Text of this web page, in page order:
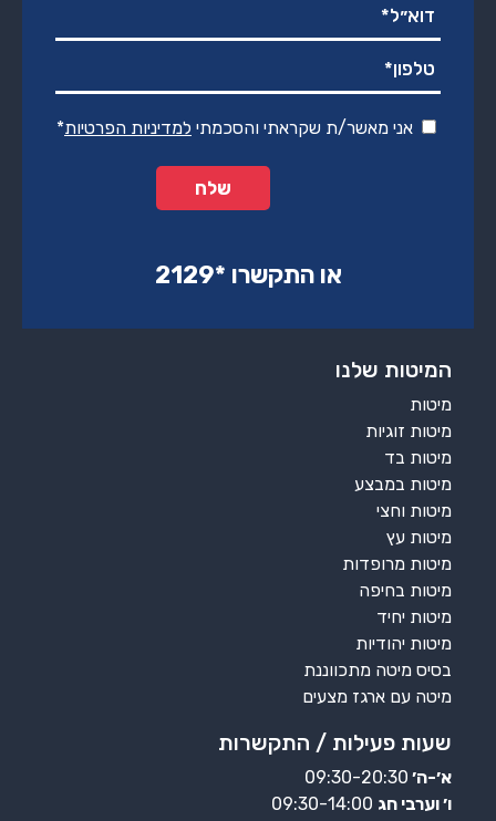
אני מאשר/ת שקראתי והסכמתי למדיניות הפרטיות*
או התקשרו ‏*2129‏
המיטות שלנו
מיטות
מיטות זוגיות
מיטות בד
מיטות במבצע
מיטות וחצי
מיטות עץ
מיטות מרופדות
מיטות בחיפה
מיטות יחיד
מיטות יהודיות
בסיס מיטה מתכווננת
מיטה עם ארגז מצעים
שעות פעילות / התקשרות
א׳-ה׳ 09:30-20:30
ו׳ וערבי חג